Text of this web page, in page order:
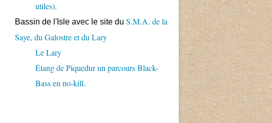
utiles).
Bassin de l'Isle avec le site du S.M.A. de la
Saye, du Galostre et du Lary
Le Lary
Étang de Piquedur un parcours Black-
Bass en no-kill.